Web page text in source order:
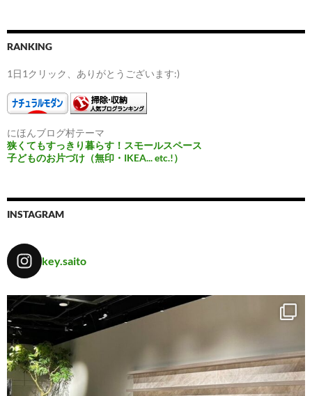
RANKING
1日1クリック、ありがとうございます:)
にほんブログ村テーマ
狭くてもすっきり暮らす！スモールスペース
子どものお片づけ（無印・IKEA... etc.!）
INSTAGRAM
key.saito